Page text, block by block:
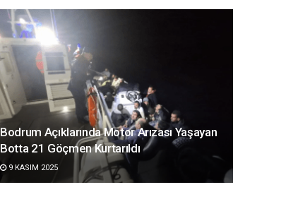
Bodrum Açıklarında Motor Arızası Yaşayan
Botta 21 Göçmen Kurtarıldı
9 KASIM 2025